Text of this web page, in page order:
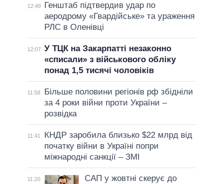
12:49
Генштаб підтвердив удар по
аеродрому «Гвардійське» та ураження
РЛС в Оленівці
12:07 У ТЦК на Закарпатті незаконно
«списали» з військового обліку
понад 1,5 тисячі чоловіків
11:58
Більше половини регіонів рф збідніли
за 4 роки війни проти України –
розвідка
11:41
КНДР заробила близько $22 млрд від
початку війни в Україні попри
міжнародні санкції – ЗМІ
11:20
САП у жовтні скерує до